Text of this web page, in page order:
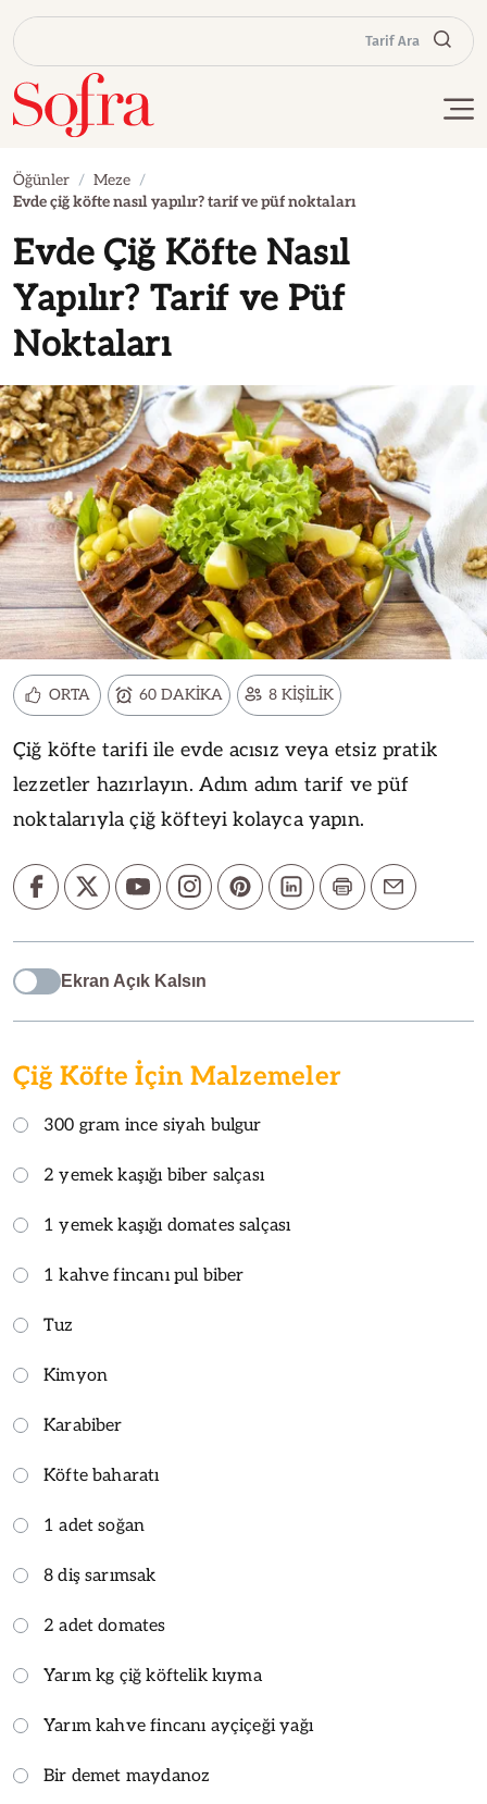
Tarif Ara
Öğünler
Meze
Evde çiğ köfte nasıl yapılır? tarif ve püf noktaları
Evde Çiğ Köfte Nasıl
Yapılır? Tarif ve Püf
Noktaları
ORTA 60 DAKİKA 8 KİŞİLİK
Çiğ köfte tarifi ile evde acısız veya etsiz pratik
lezzetler hazırlayın. Adım adım tarif ve püf
noktalarıyla çiğ köfteyi kolayca yapın.
Ekran Açık Kalsın
Çiğ Köfte İçin Malzemeler
300 gram ince siyah bulgur
2 yemek kaşığı biber salçası
1 yemek kaşığı domates salçası
1 kahve fincanı pul biber
Tuz
Kimyon
Karabiber
Köfte baharatı
1 adet soğan
8 diş sarımsak
2 adet domates
Yarım kg çiğ köftelik kıyma
Yarım kahve fincanı ayçiçeği yağı
Bir demet maydanoz